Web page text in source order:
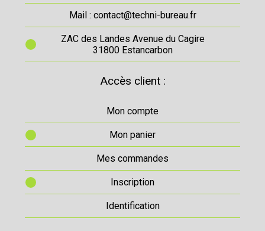
Mail : contact@techni-bureau.fr
ZAC des Landes Avenue du Cagire
31800 Estancarbon
Accès client :
Mon compte
Mon panier
Mes commandes
Inscription
Identification